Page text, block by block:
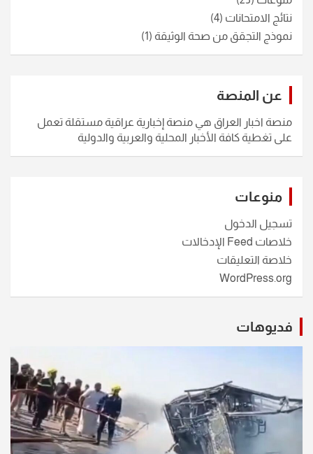
نتائج الامتحانات (4)
نموذج التجقق من صحة الوثيقة (1)
عن المنصة
منصة اخبار العراق هي منصة إخبارية عراقية مستقلة تعمل
على تغطية كافة الأخبار المحلية والعربية والدولية
منوعات
تسجيل الدخول
خلاصات Feed الإدخالات
خلاصة التعليقات
WordPress.org
فديوهات